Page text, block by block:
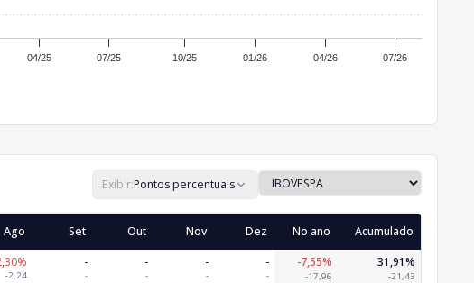
04/25 07/25 10/25 01/26 04/26 07/26
Exibir:Pontos percentuais
Ago Set Out Nov Dez No ano
Acumulado
-2,24
-
-
-
-
-
-
-
-
-7,55%
-17,96
31,91%
-21,43